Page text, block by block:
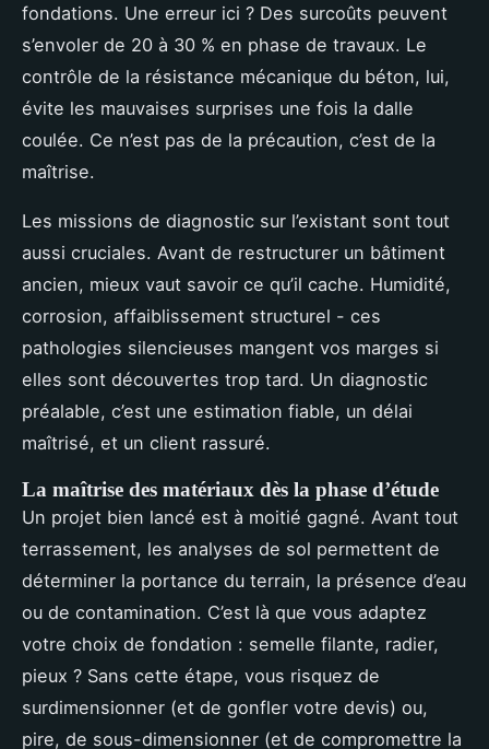
fondations. Une erreur ici ? Des surcoûts peuvent
s’envoler de 20 à 30 % en phase de travaux. Le
contrôle de la résistance mécanique du béton, lui,
évite les mauvaises surprises une fois la dalle
coulée. Ce n’est pas de la précaution, c’est de la
maîtrise.
Les missions de diagnostic sur l’existant sont tout
aussi cruciales. Avant de restructurer un bâtiment
ancien, mieux vaut savoir ce qu’il cache. Humidité,
corrosion, affaiblissement structurel - ces
pathologies silencieuses mangent vos marges si
elles sont découvertes trop tard. Un diagnostic
préalable, c’est une estimation fiable, un délai
maîtrisé, et un client rassuré.
La maîtrise des matériaux dès la phase d’étude
Un projet bien lancé est à moitié gagné. Avant tout
terrassement, les analyses de sol permettent de
déterminer la portance du terrain, la présence d’eau
ou de contamination. C’est là que vous adaptez
votre choix de fondation : semelle filante, radier,
pieux ? Sans cette étape, vous risquez de
surdimensionner (et de gonfler votre devis) ou,
pire, de sous-dimensionner (et de compromettre la